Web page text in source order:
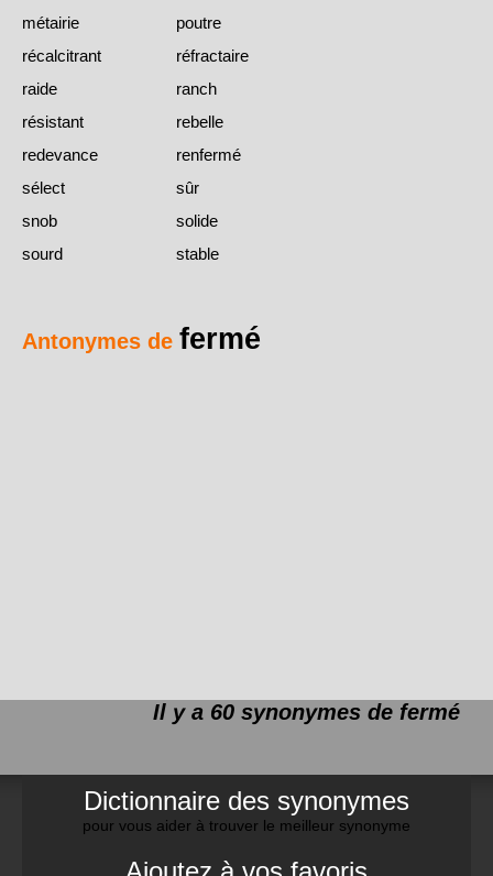
métairie
poutre
récalcitrant
réfractaire
raide
ranch
résistant
rebelle
redevance
renfermé
sélect
sûr
snob
solide
sourd
stable
Antonymes de fermé
Il y a 60 synonymes de fermé
Dictionnaire des synonymes
pour vous aider à trouver le meilleur synonyme